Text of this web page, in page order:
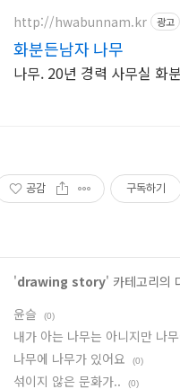
http://hwabunnam.kr 광고
화분든남자 나무
나무. 20년 경력 사무실 화
공감 구독하기
'drawing story' 카테고리의
윤슬
(0)
내가 아는 나무는 아니지만 나
나무에 나무가 있어요 (0)
섞이지 않은 문화가.. (0)